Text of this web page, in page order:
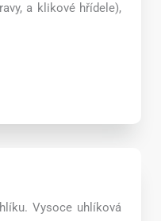
a klikové hřídele),
Vysoce uhlíková